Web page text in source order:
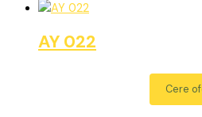
AY 022
Cere